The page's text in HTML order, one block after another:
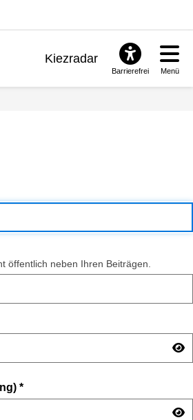
Kiezradar
Barrierefrei Menü
öffentlich neben Ihren Beiträgen.
*